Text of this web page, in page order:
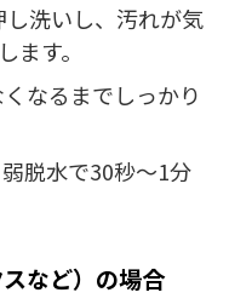
洗いし、汚れが気
ます。
なるまでしっかり
脱水で30秒〜1分
など）の場合